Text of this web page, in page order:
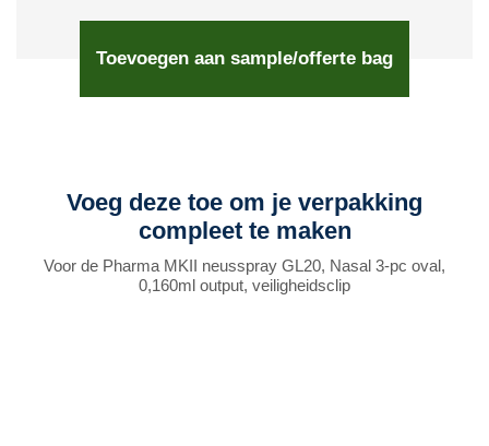
Toevoegen aan sample/offerte bag
Voeg deze toe om je verpakking
compleet te maken
Voor de Pharma MKII neusspray GL20, Nasal 3-pc oval,
0,160ml output, veiligheidsclip